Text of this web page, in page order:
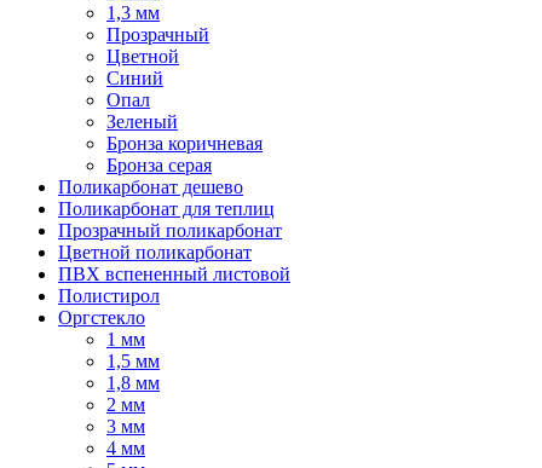
1,3 мм
Прозрачный
Цветной
Синий
Опал
Зеленый
Бронза коричневая
Бронза серая
Поликарбонат дешево
Поликарбонат для теплиц
Прозрачный поликарбонат
Цветной поликарбонат
ПВХ вспененный листовой
Полистирол
Оргстекло
1 мм
1,5 мм
1,8 мм
2 мм
3 мм
4 мм